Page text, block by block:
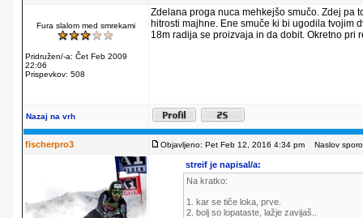
Fura slalom med smrekami
Pridružen/-a: Čet Feb 2009
22:06
Prispevkov: 508
Zdelana proga nuca mehkejšo smučo. Zdej pa
hitrosti majhne. Ene smuče ki bi ugodila tvojim
18m radija se proizvaja in da dobit. Okretno pri
Nazaj na vrh
fischerpro3 Objavljeno: Pet Feb 12, 2016 4:34 pm Naslov
streif je napisal/a:
Na kratko:
1. kar se tiče loka, prve.
2. bolj so lopataste, lažje zavijaš..